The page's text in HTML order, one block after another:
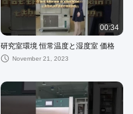
00:34
研究室環境 恒常温度と湿度室 価格
November 21, 2023